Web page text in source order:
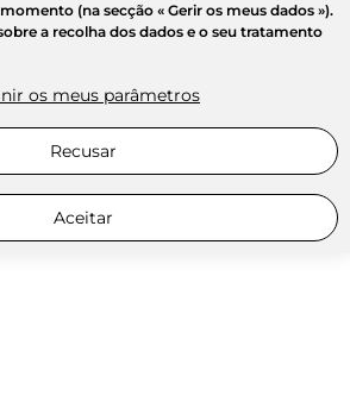
(na secção « Gerir os meus dados »).
a recolha dos dados e o seu tratamento
os meus parâmetros
Recusar
Aceitar